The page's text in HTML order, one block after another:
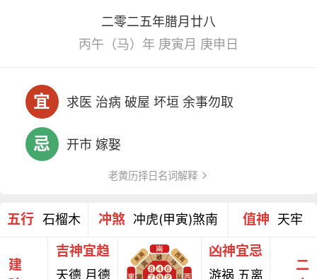
二零二五年腊月廿八
丙午（马）年 庚寅月 庚申日
宜 求医 治病 破屋 坏垣 余事勿取
忌 开市 嫁娶
老黄历择日名词解释
五行 石榴木 冲煞 冲虎(甲寅)煞南 值神 天牢
建
吉神宜趋
天德 月德
凶神宜忌
游祸 五离
二